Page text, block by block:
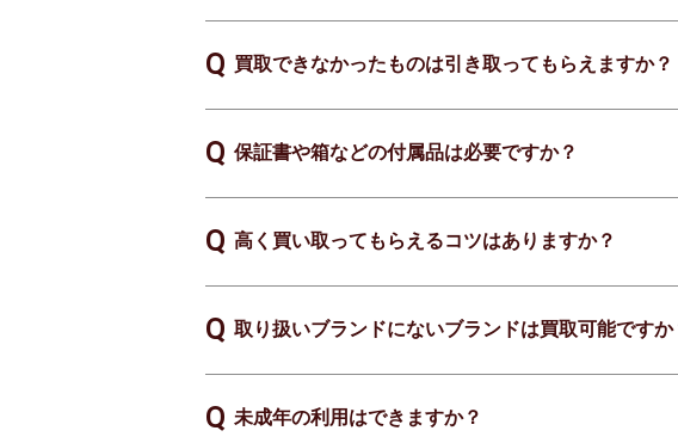
買取できなかったものは引き取ってもらえますか？
保証書や箱などの付属品は必要ですか？
高く買い取ってもらえるコツはありますか？
取り扱いブランドにないブランドは買取可能ですか
未成年の利用はできますか？